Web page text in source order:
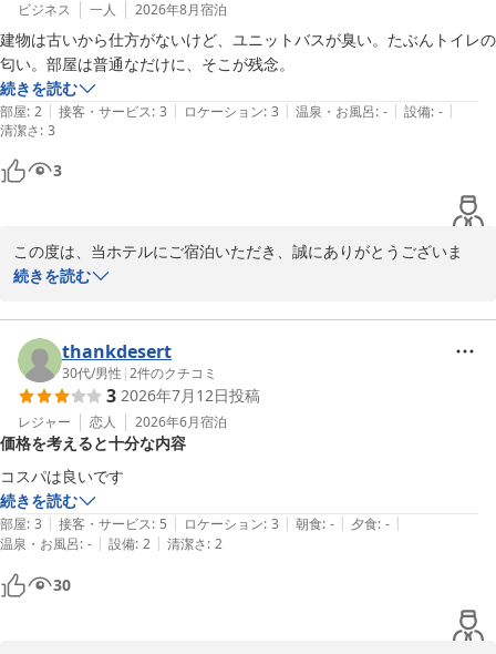
嬉しく拝読いたしました。
一方で、寝具やシャンプー・リンスの表示につきましては、ご不便
をおかけいたしました。
いただいたご意見は、今後より分かりやすく快適にご利用いただく
ための参考としてお預かりいたします。
また、建物の経年を感じられる中でも、「コスパはかなり良い」と
これからも、お客様にご満足いただけるサービスと快適な滞在をご
提供できるよう努めてまいります。
す。
ホテルグリーンパーク鈴鹿
2026-07-22
ビジネス 一人 2026年8月宿泊
建物は古いから仕方がないけど、ユニットバスが臭い。たぶんトイレの
匂い。部屋は普通なだけに、そこが残念。
続きを読む
部屋: 2 | 接客・サービス: 3 | ロケーション: 3 | 温泉・お風呂: - | 設備: - |
清潔さ: 3
3
この度は、当ホテルにご宿泊いただき、誠にありがとうございま
す。
し上げます。
お部屋につきましては、概ね問題なくお過ごしいただけたとのこと
ですが、ユニットバスのにおいによりご不快な思いをおかけし、申
し訳ございませんでした。
せっかくご滞在いただいたにもかかわらず、ご期待にそえない結果
となりましたことを心苦しく存じます。
いただいたご指摘を真摯に受け止め、清掃や設備点検をより徹底
し、快適にお過ごしいただける客室環境づくりに努めてまいりま
す。
再度、お近くにお越しの際には、ご期待にそえるサービスでお迎え
続きを読む
thankdesert
30代/男性 |2件のクチコミ
3 2026年7月12日投稿
レジャー 恋人 2026年6月宿泊
価格を考えると十分な内容
コスパは良いです
続きを読む
部屋: 3 | 接客・サービス: 5 | ロケーション: 3 | 朝食: - | 夕食: - |
温泉・お風呂: - | 設備: 2 | 清潔さ: 2
30